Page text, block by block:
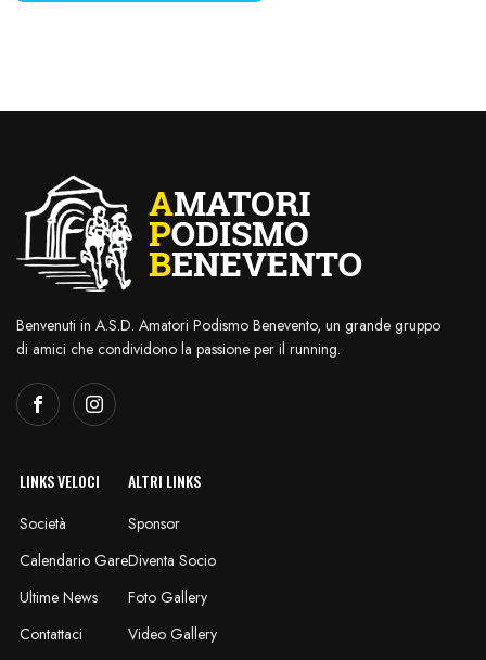
Benvenuti in A.S.D. Amatori Podismo Benevento, un grande gruppo
di amici che condividono la passione per il running.
LINKS VELOCI
Società
Calendario Gare
Ultime News
Contattaci
ALTRI LINKS
Sponsor
Diventa Socio
Foto Gallery
Video Gallery